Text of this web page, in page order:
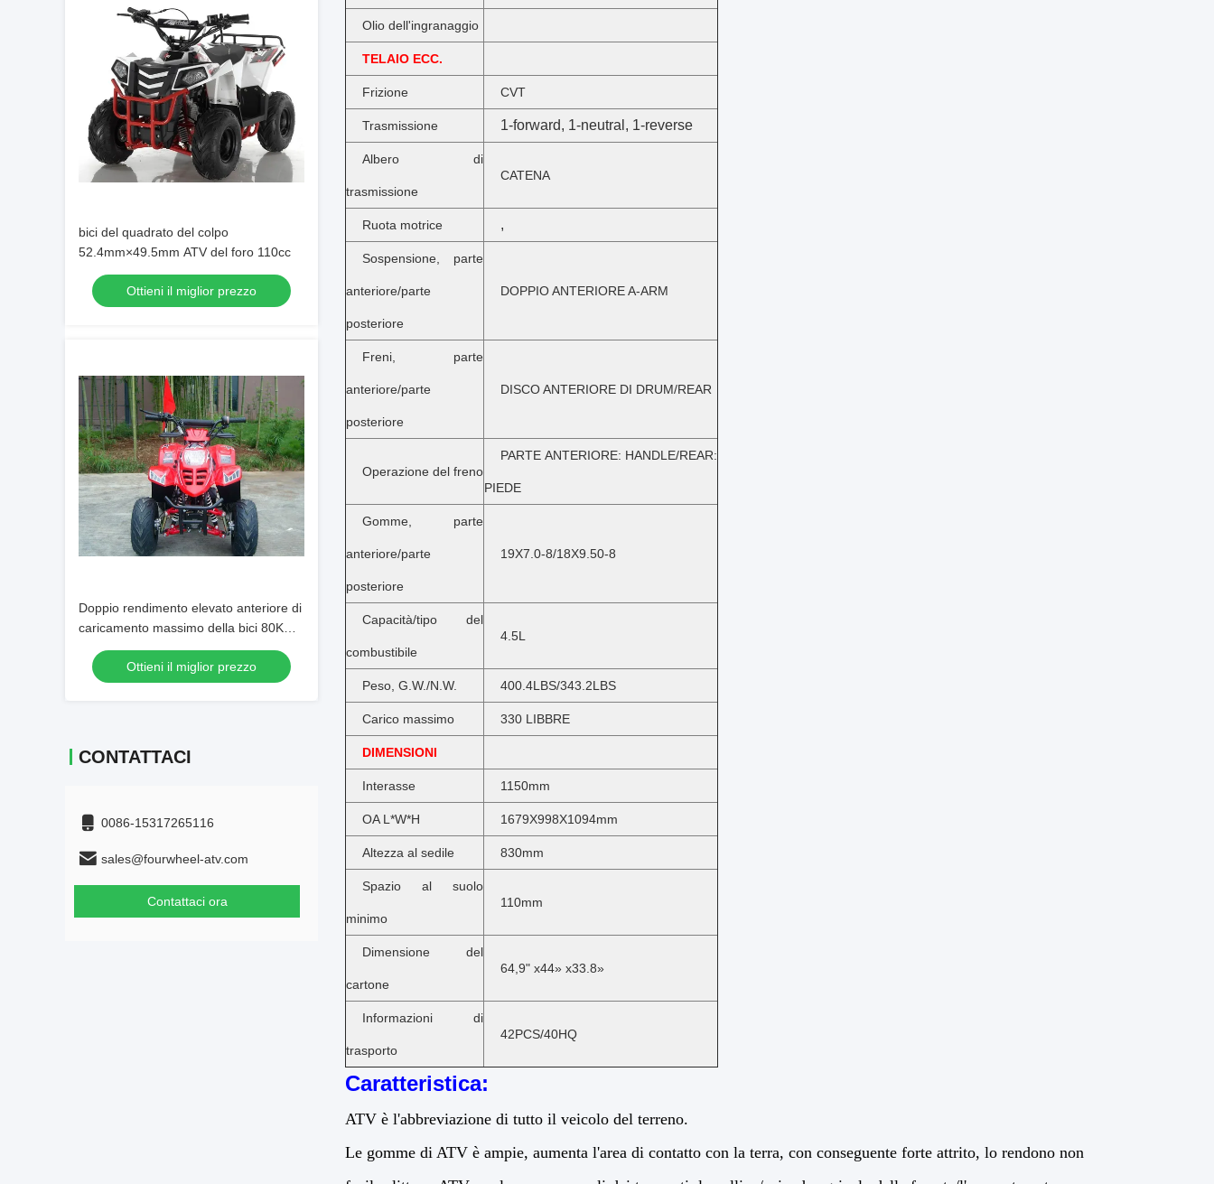
bici del quadrato del colpo
52.4mm×49.5mm ATV del foro 110cc
Ottieni il miglior prezzo
Doppio rendimento elevato anteriore di
caricamento massimo della bici 80KG
del quadrato del braccio 70cc ATV
dell'oscillazioneOttieni il miglior prezzo
CONTATTACI
0086-15317265116
sales@fourwheel-atv.com
Contattaci ora
Olio dell'ingranaggio
TELAIO ECC.
Frizione CVT
Trasmissione 1-forward, 1-neutral, 1-reverse
Albero di
trasmissione
CATENA
Ruota motrice ,
Sospensione, parte
anteriore/parte
posteriore
DOPPIO ANTERIORE A-ARM
Freni, parte
anteriore/parte
posteriore
DISCO ANTERIORE DI DRUM/REAR
Operazione del freno
PARTE ANTERIORE: HANDLE/REAR:
PIEDE
Gomme, parte
anteriore/parte
posteriore
19X7.0-8/18X9.50-8
Capacità/tipo del
combustibile
4.5L
Peso, G.W./N.W. 400.4LBS/343.2LBS
Carico massimo 330 LIBBRE
DIMENSIONI
Interasse 1150mm
OA L*W*H 1679X998X1094mm
Altezza al sedile 830mm
Spazio al suolo
minimo
110mm
Dimensione del
cartone
64,9" x44» x33.8»
Informazioni di
trasporto
42PCS/40HQ
Caratteristica:
ATV è l'abbreviazione di tutto il veicolo del terreno.
Le gomme di ATV è ampie, aumenta l'area di contatto con la terra, con conseguente forte attrito, lo rendono non